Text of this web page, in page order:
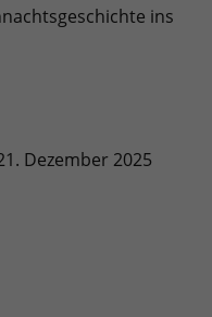
ins
Dezember 2025